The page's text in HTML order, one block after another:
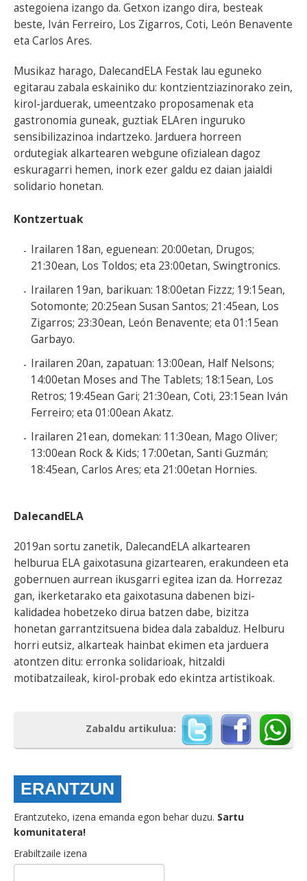
astegoiena izango da. Getxon izango dira, besteak
beste, Iván Ferreiro, Los Zigarros, Coti, León Benavente
eta Carlos Ares.
Musikaz harago, DalecandELA Festak lau eguneko
egitarau zabala eskainiko du: kontzientziazinorako zein,
kirol-jarduerak, umeentzako proposamenak eta
gastronomia guneak, guztiak ELAren inguruko
sensibilizazinoa indartzeko. Jarduera horreen
ordutegiak alkartearen webgune ofizialean dagoz
eskuragarri hemen, inork ezer galdu ez daian jaialdi
solidario honetan.
Kontzertuak
Irailaren 18an, eguenean: 20:00etan, Drugos;
21:30ean, Los Toldos; eta 23:00etan, Swingtronics.
Irailaren 19an, barikuan: 18:00etan Fizzz; 19:15ean,
Sotomonte; 20:25ean Susan Santos; 21:45ean, Los
Zigarros; 23:30ean, León Benavente; eta 01:15ean
Garbayo.
Irailaren 20an, zapatuan: 13:00ean, Half Nelsons;
14:00etan Moses and The Tablets; 18:15ean, Los
Retros; 19:45ean Gari; 21:30ean, Coti, 23:15ean Iván
Ferreiro; eta 01:00ean Akatz.
Irailaren 21ean, domekan: 11:30ean, Mago Oliver;
13:00ean Rock & Kids; 17:00etan, Santi Guzmán;
18:45ean, Carlos Ares; eta 21:00etan Hornies.
DalecandELA
2019an sortu zanetik, DalecandELA alkartearen
helburua ELA gaixotasuna gizartearen, erakundeen eta
gobernuen aurrean ikusgarri egitea izan da. Horrezaz
gan, ikerketarako eta gaixotasuna dabenen bizi-
kalidadea hobetzeko dirua batzen dabe, bizitza
honetan garrantzitsuena bidea dala zabalduz. Helburu
horri eutsiz, alkarteak hainbat ekimen eta jarduera
atontzen ditu: erronka solidarioak, hitzaldi
motibatzaileak, kirol-probak edo ekintza artistikoak.
Zabaldu artikulua:
ERANTZUN
Erantzuteko, izena emanda egon behar duzu. Sartu
komunitatera!
Erabiltzaile izena